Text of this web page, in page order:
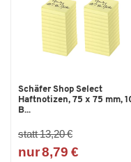
Schäfer Shop Select
Haftnotizen, 75 x 75 mm,
B...
statt 13,20 €
nur 8,79 €